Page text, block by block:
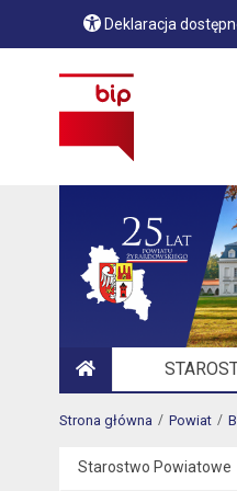
Deklaracja
Strona główna Powiat
Starostwo Powiatowe